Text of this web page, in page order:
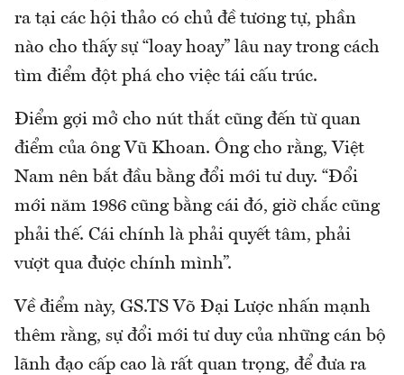
ra tại các hội thảo có chủ đề tương tự, phần
nào cho thấy sự “loay hoay” lâu nay trong cách
tìm điểm đột phá cho việc tái cấu trúc.
Điểm gợi mở cho nút thắt cũng đến từ quan
điểm của ông Vũ Khoan. Ông cho rằng, Việt
Nam nên bắt đầu bằng đổi mới tư duy. “Đổi
mới năm 1986 cũng bằng cái đó, giờ chắc cũng
phải thế. Cái chính là phải quyết tâm, phải
vượt qua được chính mình”.
Về điểm này, GS.TS Võ Đại Lược nhấn mạnh
thêm rằng, sự đổi mới tư duy của những cán bộ
lãnh đạo cấp cao là rất quan trọng, để đưa ra